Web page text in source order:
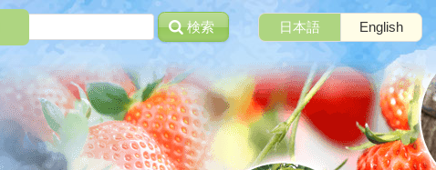
検索 日本語 English